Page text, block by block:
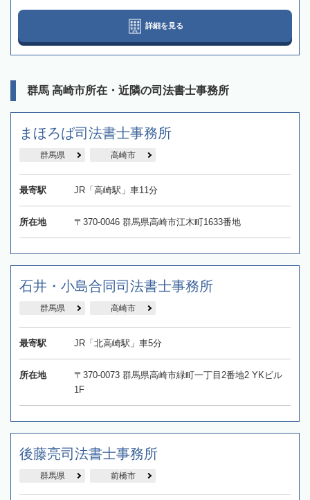
詳細を見る
群馬 高崎市所在・近隣の司法書士事務所
まほろば司法書士事務所
群馬県 高崎市
最寄駅 JR「高崎駅」車11分
所在地 〒370-0046 群馬県高崎市江木町1633番地
石井・小島合同司法書士事務所
群馬県 高崎市
最寄駅 JR「北高崎駅」車5分
所在地
〒370-0073 群馬県高崎市緑町一丁目2番地2 YKビル
1F
後藤亮司法書士事務所
群馬県 前橋市